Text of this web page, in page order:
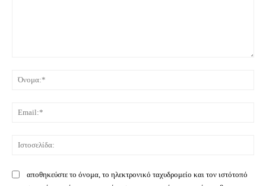
αποθηκεύστε το όνομα, το ηλεκτρονικό ταχυδρομείο και τον ιστότοπό